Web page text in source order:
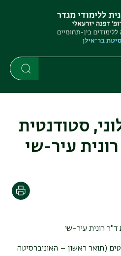
לתוכן
העיקרי
לתפריט
ניווט
ראשי
סטודנטית
עיר-שי
רונית עיר-שי
(תואר ראשון – האוניברסיטה